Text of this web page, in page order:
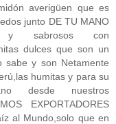
averigüen que es
junto DE TU MANO
y sabrosos con
dulces que son un
sabe y son Netamente
humitas y para su
desde nuestros
EXPORTADORES
al Mundo,solo que en